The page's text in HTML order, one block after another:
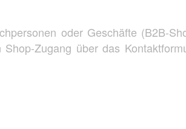
oder Geschäfte (B2B-
Zugang über das